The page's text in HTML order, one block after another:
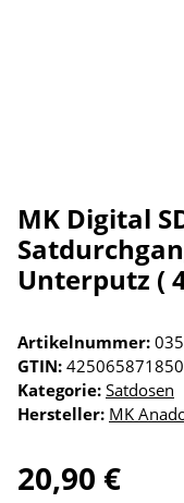
MK Digital
Unterputz (
Artikelnummer:
GTIN:
Kategorie: Satdosen
Hersteller: MK
20,90 €